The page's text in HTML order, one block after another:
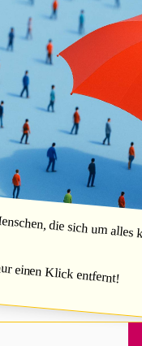
die sich um alles
einen Klick entfernt!